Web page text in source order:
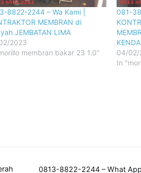
8822-2244 – Wa Kami |
MEMBRAN di
JEMBATAN LIMA
2023
membran bakar 23 1.0"
081-
04/02/
In
0813-8822-2244 – What